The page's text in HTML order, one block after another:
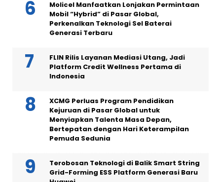
Molicel Manfaatkan Lonjakan Permintaan
Mobil “Hybrid” di Pasar Global,
Perkenalkan Teknologi Sel Baterai
Generasi Terbaru
FLIN Rilis Layanan Mediasi Utang, Jadi
Platform Credit Wellness Pertama di
Indonesia
XCMG Perluas Program Pendidikan
Kejuruan di Pasar Global untuk
Menyiapkan Talenta Masa Depan,
Bertepatan dengan Hari Keterampilan
Pemuda Sedunia
Terobosan Teknologi di Balik Smart String
Grid-Forming ESS Platform Generasi Baru